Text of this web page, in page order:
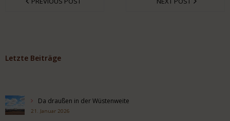
Letzte Beiträge
Da draußen in der Wüstenweite
21. Januar 2026